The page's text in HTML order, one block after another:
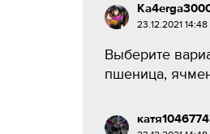
23.12.2021 14:48
Выберите
пшеница,